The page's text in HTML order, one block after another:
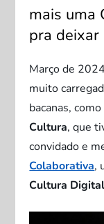
mais uma
pra deixar
Março de
muito
bacanas,
Cultura, que
convidado e
Colaborativa,
Cultura